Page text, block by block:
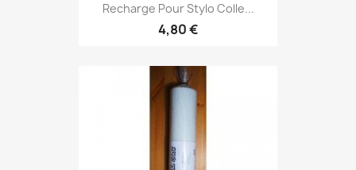
Recharge Pour Stylo Colle...
4,80 €